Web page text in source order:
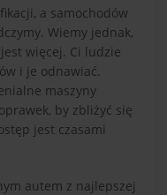
a samochodów
Wiemy jednak,
więcej. Ci ludzie
i je odnawiać.
maszyny
by zbliżyć się
jest czasami
autem z najlepszej